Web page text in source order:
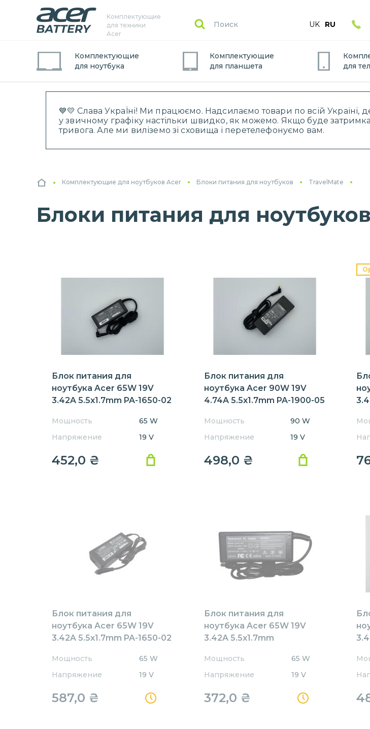
💙💛 Слава УкраЇні! Ми працюємо. Надсилаємо товари по всій
у звичному графіку настільки швидко, як можемо. Якщо буде
тривога. Але ми виліземо зі сховища і перетелефонуємо вам.
Комплектующие
для техники
Acer
UK RU
Комплектующие
для ноутбука
Комплектующие
для планшета
для
Комплектующие для ноутбуков Acer Блоки питания для ноутбуков TravelMate
Блоки питания для
Блок питания для
ноутбука Acer 65W 19V
3.42A 5.5x1.7mm PA-1650-02
Мощность
65 W
Напряжение
19 V
452,0 ₴
Блок питания для
ноутбука Acer 90W 19V
4.74A 5.5x1.7mm PA-1900-05
Мощность
90 W
Напряжение
19 V
498,0 ₴
Блок питания для
ноутбука Acer 65W 19V
3.42A 5.5x1.7mm PA-1650-02
Мощность
65 W
Напряжение
19 V
587,0 ₴
Блок питания для
ноутбука Acer 65W 19V
3.42A 5.5x1.7mm
REPLACEMENT
Мощность
65 W
Напряжение
19 V
372,0 ₴